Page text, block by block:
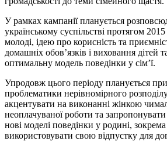
У рамках кампанії планується
українському суспільстві протягом
молоді, ідею про корисність та
домашніх обов’язків і виховання дітей
оптимальну модель поведінки у сім’ї.
Упродовж цього періоду планується
проблематики нерівномірного розподілу
акцентувати на виконанні жінкою
неоплачуваної роботи та
нові моделі поведінки у родині,
використовувати свою відпустку для